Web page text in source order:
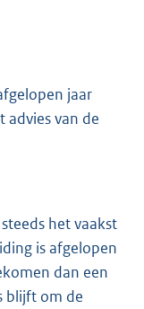
jaar
advies van de
het vaakst
is afgelopen
dan een
blijft om de